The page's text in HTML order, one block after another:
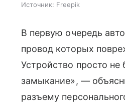
Источник: Freepik
В первую очередь
провод которых
Устройство просто
замыкание», —
разъему